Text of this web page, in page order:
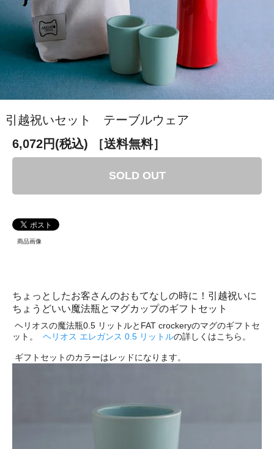
引越祝いセット テーブルウェア
6,072円(税込)
［送料無料］
SOLD OUT
商品画像
ちょっとしたお客さんのおもてなしの時に！引越祝いに
ちょうどいい魔法瓶とマグカップのギフトセット
ヘリオスの魔法瓶0.5 リットルとFAT crockeryのマグのギフトセ
ット。
ヘリオス エレガンス 0.5 リットルの詳しくはこちら。
ギフトセットのカラーはレッドになります。